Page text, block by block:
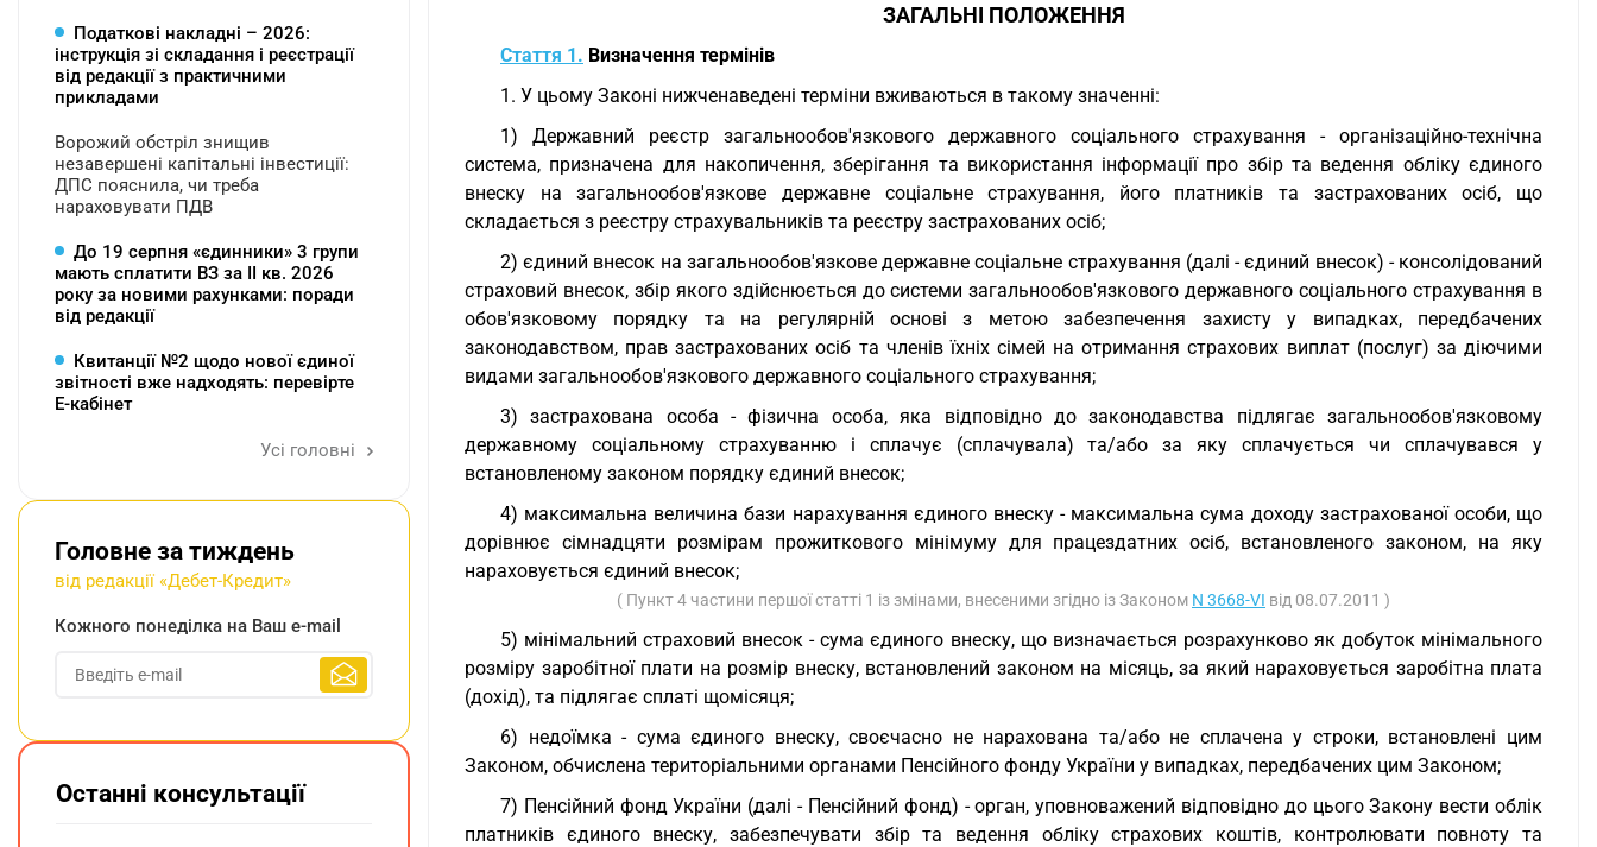
ЗАГАЛЬНІ ПОЛОЖЕННЯ
Стаття 1. Визначення термінів
1. У цьому Законі нижченаведені терміни вживаються в такому значенні:
1) Державний реєстр загальнообов'язкового державного соціального страхування - організаційно-технічна
система, призначена для накопичення, зберігання та використання інформації про збір та ведення обліку єдиного
внеску на загальнообов'язкове державне соціальне страхування, його платників та застрахованих осіб, що
складається з реєстру страхувальників та реєстру застрахованих осіб;
2) єдиний внесок на загальнообов'язкове державне соціальне страхування (далі - єдиний внесок) - консолідований
страховий внесок, збір якого здійснюється до системи загальнообов'язкового державного соціального страхування в
обов'язковому порядку та на регулярній основі з метою забезпечення захисту у випадках, передбачених
законодавством, прав застрахованих осіб та членів їхніх сімей на отримання страхових виплат (послуг) за діючими
видами загальнообов'язкового державного соціального страхування;
3) застрахована особа - фізична особа, яка відповідно до законодавства підлягає загальнообов'язковому
державному соціальному страхуванню і сплачує (сплачувала) та/або за яку сплачується чи сплачувався у
встановленому законом порядку єдиний внесок;
4) максимальна величина бази нарахування єдиного внеску - максимальна сума доходу застрахованої особи, що
дорівнює сімнадцяти розмірам прожиткового мінімуму для працездатних осіб, встановленого законом, на яку
нараховується єдиний внесок;
( Пункт 4 частини першої статті 1 із змінами, внесеними згідно із Законом N 3668-VI від 08.07.2011 )
5) мінімальний страховий внесок - сума єдиного внеску, що визначається розрахунково як добуток мінімального
розміру заробітної плати на розмір внеску, встановлений законом на місяць, за який нараховується заробітна плата
(дохід), та підлягає сплаті щомісяця;
6) недоїмка - сума єдиного внеску, своєчасно не нарахована та/або не сплачена у строки, встановлені цим
Законом, обчислена територіальними органами Пенсійного фонду України у випадках, передбачених цим Законом;
7) Пенсійний фонд України (далі - Пенсійний фонд) - орган, уповноважений відповідно до цього Закону вести облік
платників єдиного внеску, забезпечувати збір та ведення обліку страхових коштів, контролювати повноту та
Податкові накладні – 2026:
інструкція зі складання і реєстрації
від редакції з практичними
прикладами
Ворожий обстріл знищив
незавершені капітальні інвестиції:
ДПС пояснила, чи треба
нараховувати ПДВ
До 19 серпня «єдинники» 3 групи
мають сплатити ВЗ за ІІ кв. 2026
року за новими рахунками: поради
від редакції
Квитанції №2 щодо нової єдиної
звітності вже надходять: перевірте
Е-кабінет
Усі головні
Головне за тиждень
від редакції «Дебет-Кредит»
Кожного понеділка на Ваш e-mail
Останні консультації